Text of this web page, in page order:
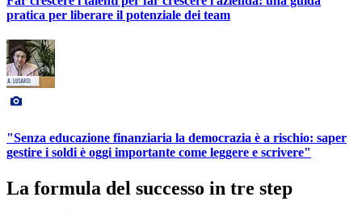
pratica per liberare il potenziale dei team
"Senza educazione finanziaria la democrazia è a rischio: saper
gestire i soldi è oggi importante come leggere e scrivere"
La formula del successo in tre step